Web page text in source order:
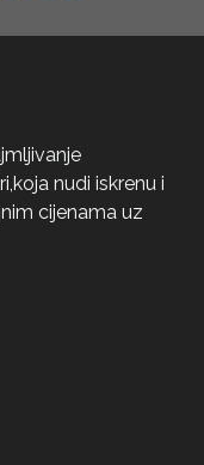
nudi iskrenu i
cijenama uz